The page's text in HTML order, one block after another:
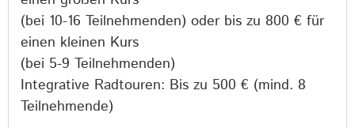
(bei 10-16 Teilnehmenden) oder bis zu 800 € für
einen kleinen Kurs
(bei 5-9 Teilnehmenden)
Integrative Radtouren: Bis zu 500 € (mind. 8
Teilnehmende)